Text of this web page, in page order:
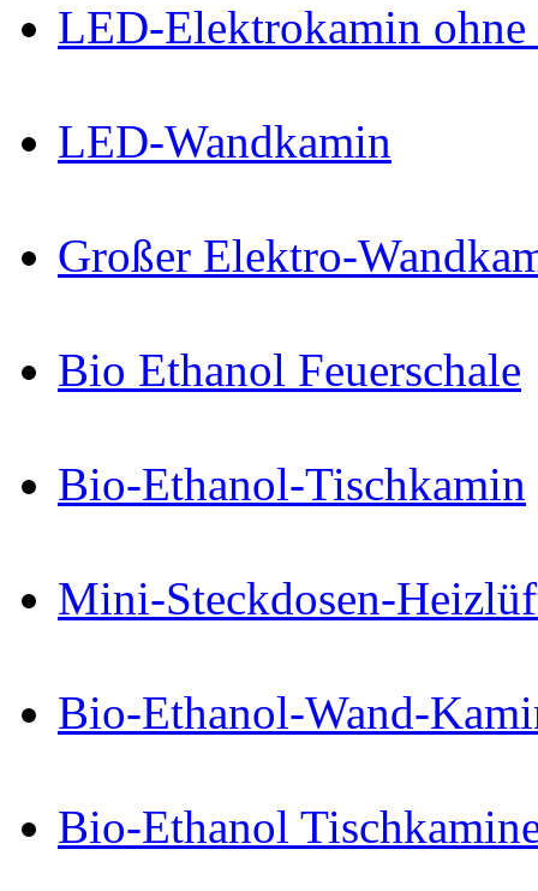
LED-Elektrokamin
LED-Wandkamin
Großer Elektro-
Bio Ethanol Feuerschale
Bio-Ethanol-Tischkamin
Mini-Steckdosen-
Bio-Ethanol-Wand-
Bio-Ethanol